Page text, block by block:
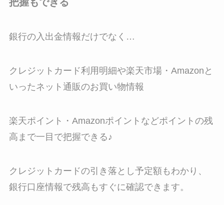
銀行の入出金情報だけでなく…
クレジットカード利用明細や楽天市場・Amazonと
いったネット通販のお買い物情報
楽天ポイント・Amazonポイントなどポイントの残
高まで一目で把握できる♪
クレジットカードの引き落とし予定額もわかり、
銀行口座情報で残高もすぐに確認できます。